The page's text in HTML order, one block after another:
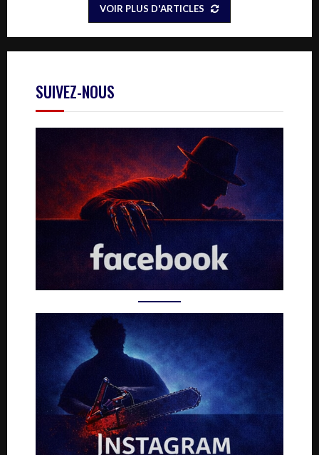
VOIR PLUS D'ARTICLES
SUIVEZ-NOUS